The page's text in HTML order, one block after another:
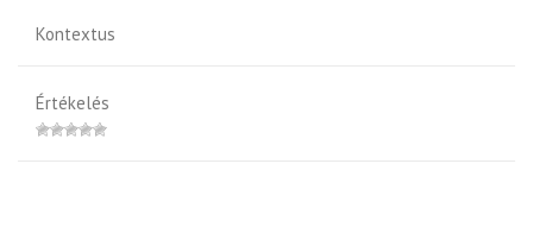
Kontextus
Értékelés